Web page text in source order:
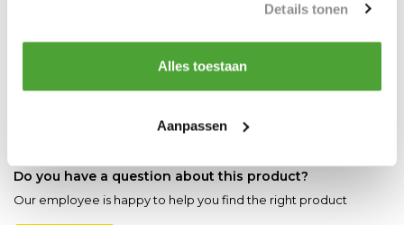
Details tonen
Alles toestaan
Aanpassen
Do you have a question about this product?
Our employee is happy to help you find the right product